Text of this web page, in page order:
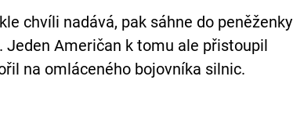
chvíli nadává, pak sáhne do peněženky
Jeden Američan k tomu ale přistoupil
na omláceného bojovníka silnic.